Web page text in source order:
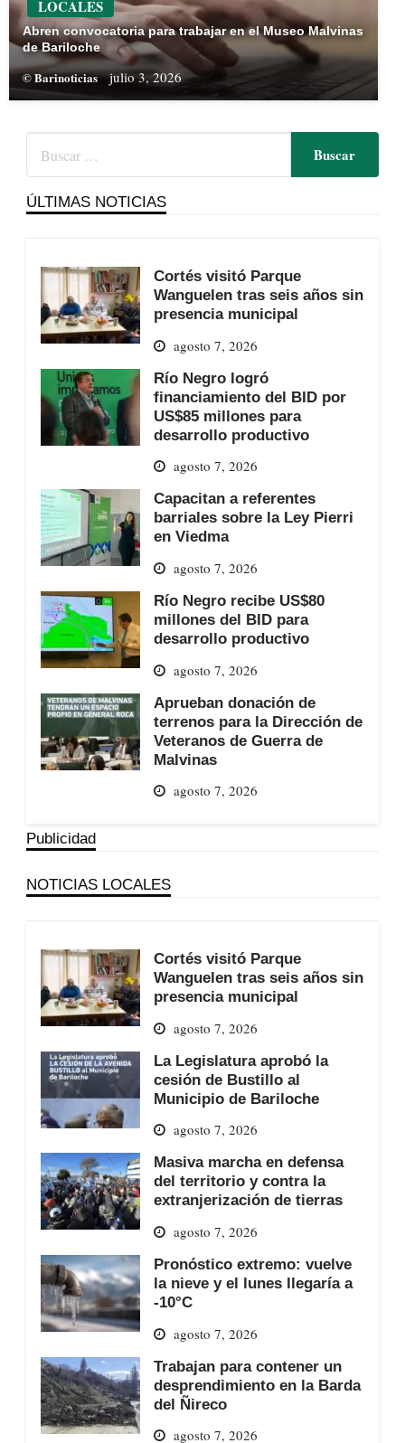
LOCALES
Abren convocatoria para trabajar en el Museo Malvinas
de Bariloche
© Barinoticias julio 3, 2026
ÚLTIMAS NOTICIAS
Cortés visitó Parque
Wanguelen tras seis años sin
presencia municipal
agosto 7, 2026
Río Negro logró
financiamiento del BID por
US$85 millones para
desarrollo productivo
agosto 7, 2026
Capacitan a referentes
barriales sobre la Ley Pierri
en Viedma
agosto 7, 2026
Río Negro recibe US$80
millones del BID para
desarrollo productivo
agosto 7, 2026
Aprueban donación de
terrenos para la Dirección de
Veteranos de Guerra de
Malvinas
agosto 7, 2026
Publicidad
NOTICIAS LOCALES
Cortés visitó Parque
Wanguelen tras seis años sin
presencia municipal
agosto 7, 2026
La Legislatura aprobó la
cesión de Bustillo al
Municipio de Bariloche
agosto 7, 2026
Masiva marcha en defensa
del territorio y contra la
extranjerización de tierras
agosto 7, 2026
Pronóstico extremo: vuelve
la nieve y el lunes llegaría a
-10°C
agosto 7, 2026
Trabajan para contener un
desprendimiento en la Barda
del Ñireco
agosto 7, 2026